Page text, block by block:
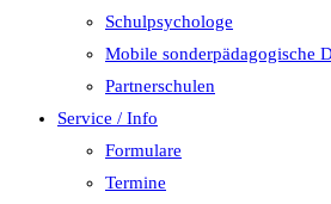
Schulpsychologe
Mobile sonderpädagogische
Partnerschulen
Service / Info
Formulare
Termine